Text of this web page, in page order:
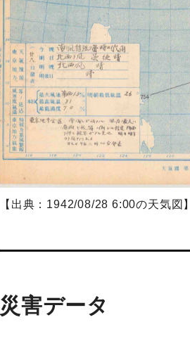
【出典：1942/08/28 6:00の天気図】
災害データ